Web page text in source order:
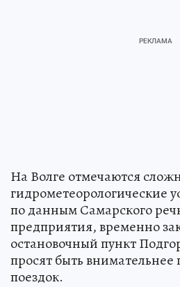
На Волге отмечаются
гидрометеорологические
по данным Самарского
предприятия, временно
остановочный пункт
просят быть
поездок.